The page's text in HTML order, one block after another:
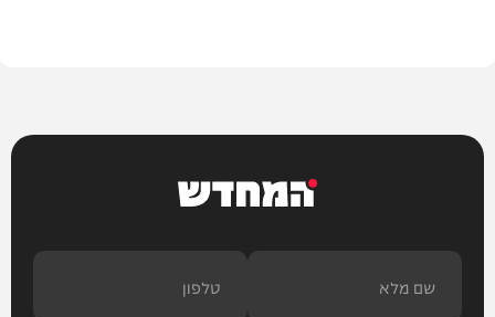
המחדש